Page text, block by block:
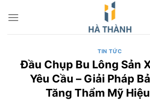
đến
TIN TỨC
Đầu Chụp Bu Lông Sản
Yêu Cầu – Giải Pháp
Tăng Thẩm Mỹ